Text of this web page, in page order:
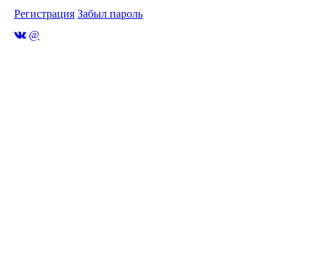
Регистрация Забыл пароль
@